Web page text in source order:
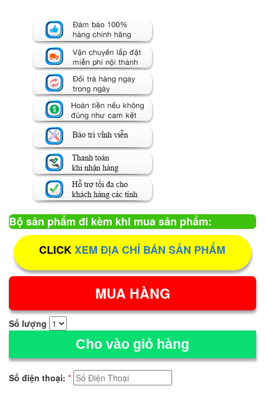
Bộ sản phẩm đi kèm khi mua sản phẩm:
CLICKXEM ĐỊA CHỈ BÁN SẢN PHẨM
Số lượng
Cho vào giỏ hàng
Số điện thoại: *